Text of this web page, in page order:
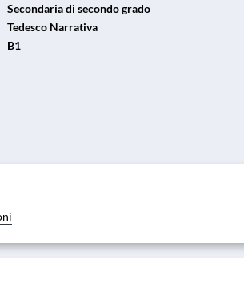
Secondaria di secondo grado
Tedesco Narrativa
B1